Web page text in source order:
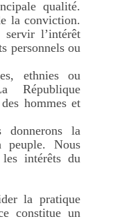
qualité.
la conviction.
l’intérêt
personnels ou
ethnies ou
République
hommes et
donnerons la
Nous
intérêts du
la pratique
constitue un